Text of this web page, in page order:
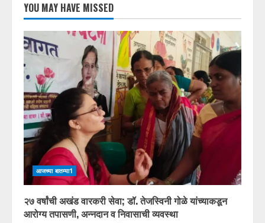
YOU MAY HAVE MISSED
आजच्या बातम्या1
२७ वर्षांची अखंड वारकरी सेवा; डॉ. तेजस्विनी गोळे यांच्याकडून
आरोग्य तपासणी, अन्नदान व निवासाची व्यवस्था